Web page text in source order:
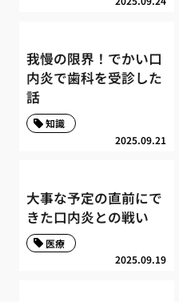
我慢の限界！でかい口
内炎で歯科を受診した
話
2025.09.21
知識
大事な予定の直前にで
きた口内炎との戦い
2025.09.19
医療